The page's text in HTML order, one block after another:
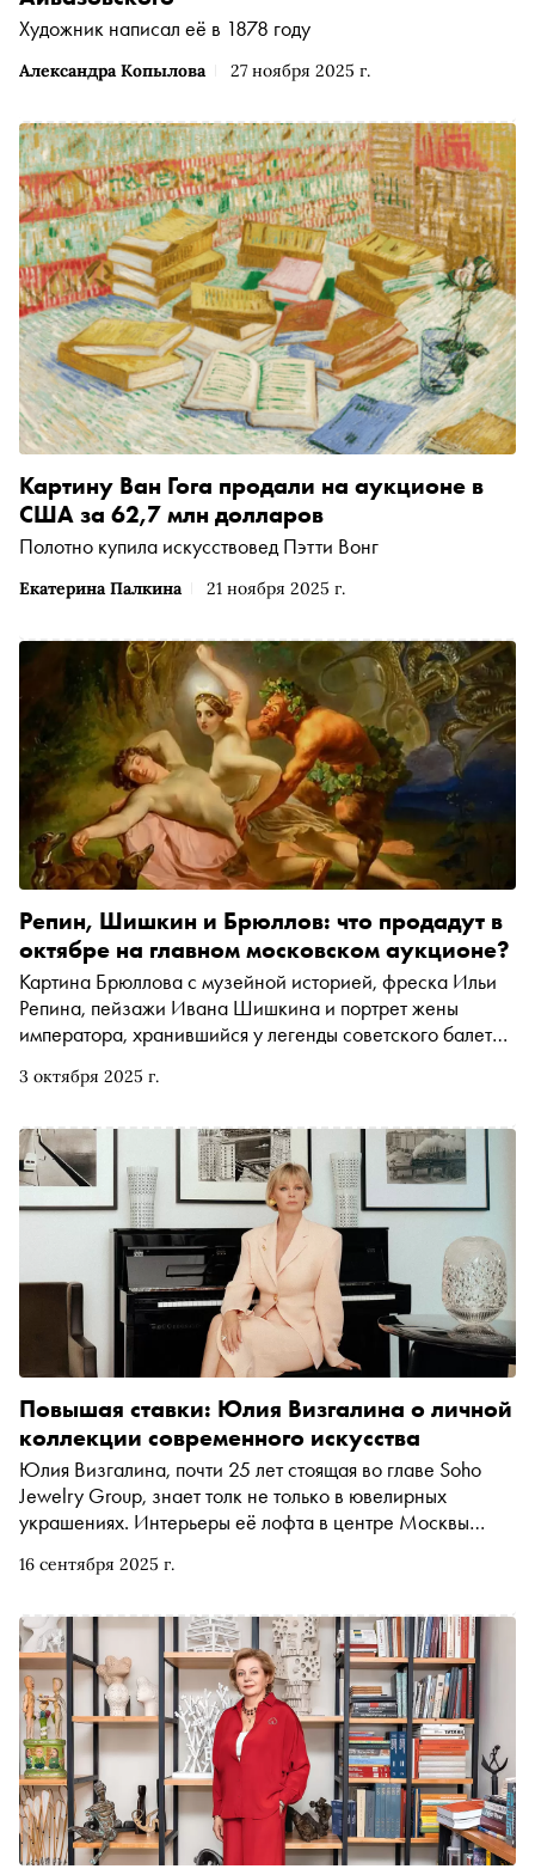
Александра Копылова 27 ноября 2025 г.
Художник написал её в 1878 году
Екатерина Палкина 21 ноября 2025 г.
Картину Ван Гога продали на аукционе в
США за 62,7 млн долларов
Полотно купила искусствовед Пэтти Вонг
3 октября 2025 г.
Репин, Шишкин и Брюллов: что продадут в
октябре на главном московском аукционе?
Картина Брюллова с музейной историей, фреска Ильи
Репина, пейзажи Ивана Шишкина и портрет жены
императора, хранившийся у легенды советского балета
проведёт торги на 800 миллионов рублей
16 сентября 2025 г.
Повышая ставки: Юлия Визгалина о личной
коллекции современного искусства
Юлия Визгалина, почти 25 лет стоящая во главе Soho
Jewelry Group, знает толк не только в ювелирных
украшениях. Интерьеры её лофта в центре Москвы
отечественных галерей современного искусства, за
побороться на аукционах. В осеннем номере «Сноба»
Юлия рассказала о своих эстетических предпочтениях и
о принципах взаимодействия с художественными
объектами в обычной жизни, а также о том, как её
увлечение искусством стало основой
благотворительного аукциона «Лучшая Ёлка 7.12»